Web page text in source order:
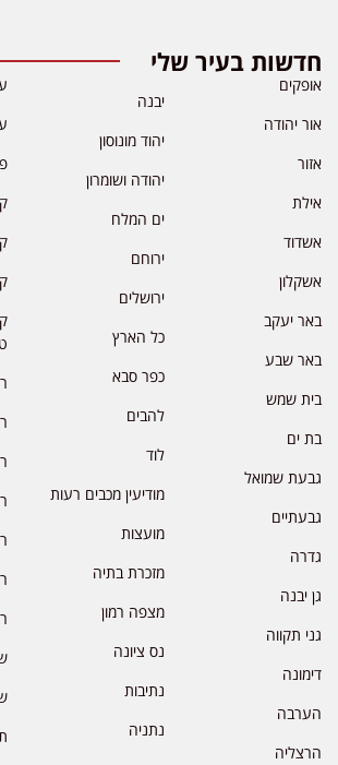
חדשות בעיר שלי
אופקים
אור יהודה
אזור
אילת
אשדוד
אשקלון
באר יעקב
באר שבע
בית שמש
בת ים
גבעת שמואל
גבעתיים
גדרה
גן יבנה
גני תקווה
דימונה
הערבה
הרצליה
יבנה
יהוד מונוסון
יהודה ושומרון
ים המלח
ירוחם
ירושלים
כל הארץ
כפר סבא
להבים
לוד
מודיעין מכבים רעות
מועצות
מזכרת בתיה
מצפה רמון
נס ציונה
נתיבות
נתניה